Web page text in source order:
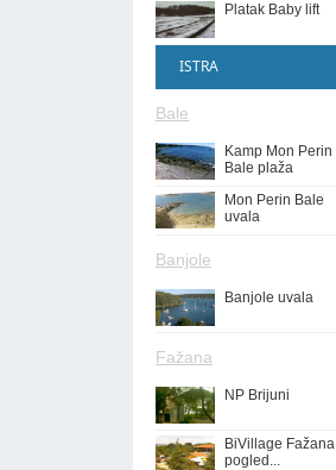
Platak Baby lift
ISTRA
Bale
Kamp Mon Perin
Bale plaža
Mon Perin Bale
uvala
Banjole
Banjole uvala
Fažana
NP Brijuni
BiVillage Fažana
pogled...